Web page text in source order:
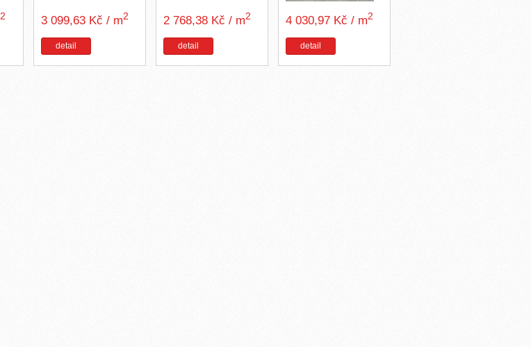
2 3 099,63 Kč / m2
detail
2 768,38 Kč / m2
detail
4 030,97 Kč / m2
detail